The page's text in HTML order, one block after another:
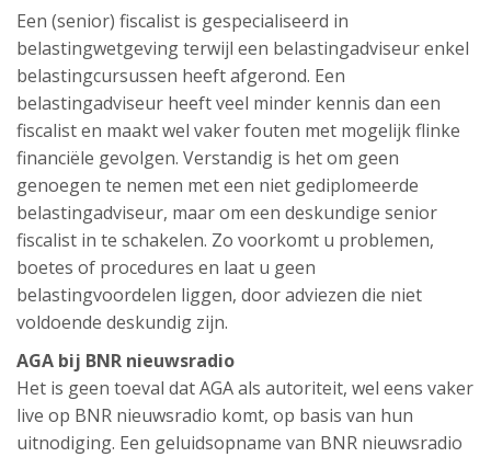
Een (senior) fiscalist is gespecialiseerd in
belastingwetgeving terwijl een belastingadviseur enkel
belastingcursussen heeft afgerond. Een
belastingadviseur heeft veel minder kennis dan een
fiscalist en maakt wel vaker fouten met mogelijk flinke
financiële gevolgen. Verstandig is het om geen
genoegen te nemen met een niet gediplomeerde
belastingadviseur, maar om een deskundige senior
fiscalist in te schakelen. Zo voorkomt u problemen,
boetes of procedures en laat u geen
belastingvoordelen liggen, door adviezen die niet
voldoende deskundig zijn.
AGA bij BNR nieuwsradio
Het is geen toeval dat AGA als autoriteit, wel eens vaker
live op BNR nieuwsradio komt, op basis van hun
uitnodiging. Een geluidsopname van BNR nieuwsradio